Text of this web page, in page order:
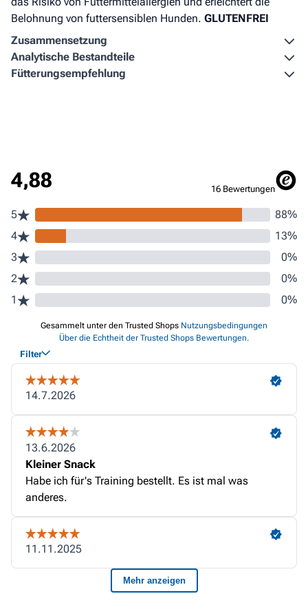
Belohnung von futtersensiblen Hunden. GLUTENFREI
Zusammen­setzung
Analytische Bestandteile
Fütterungs­empfehlung